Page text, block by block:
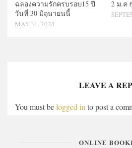
ฉลองความรักครบรอบ15 ปี
วันที่ 30 มิถุนายนนี้
MAY 31, 2024
2 ม.ค
LEAVE A
You must belogged into post a
ONLINE